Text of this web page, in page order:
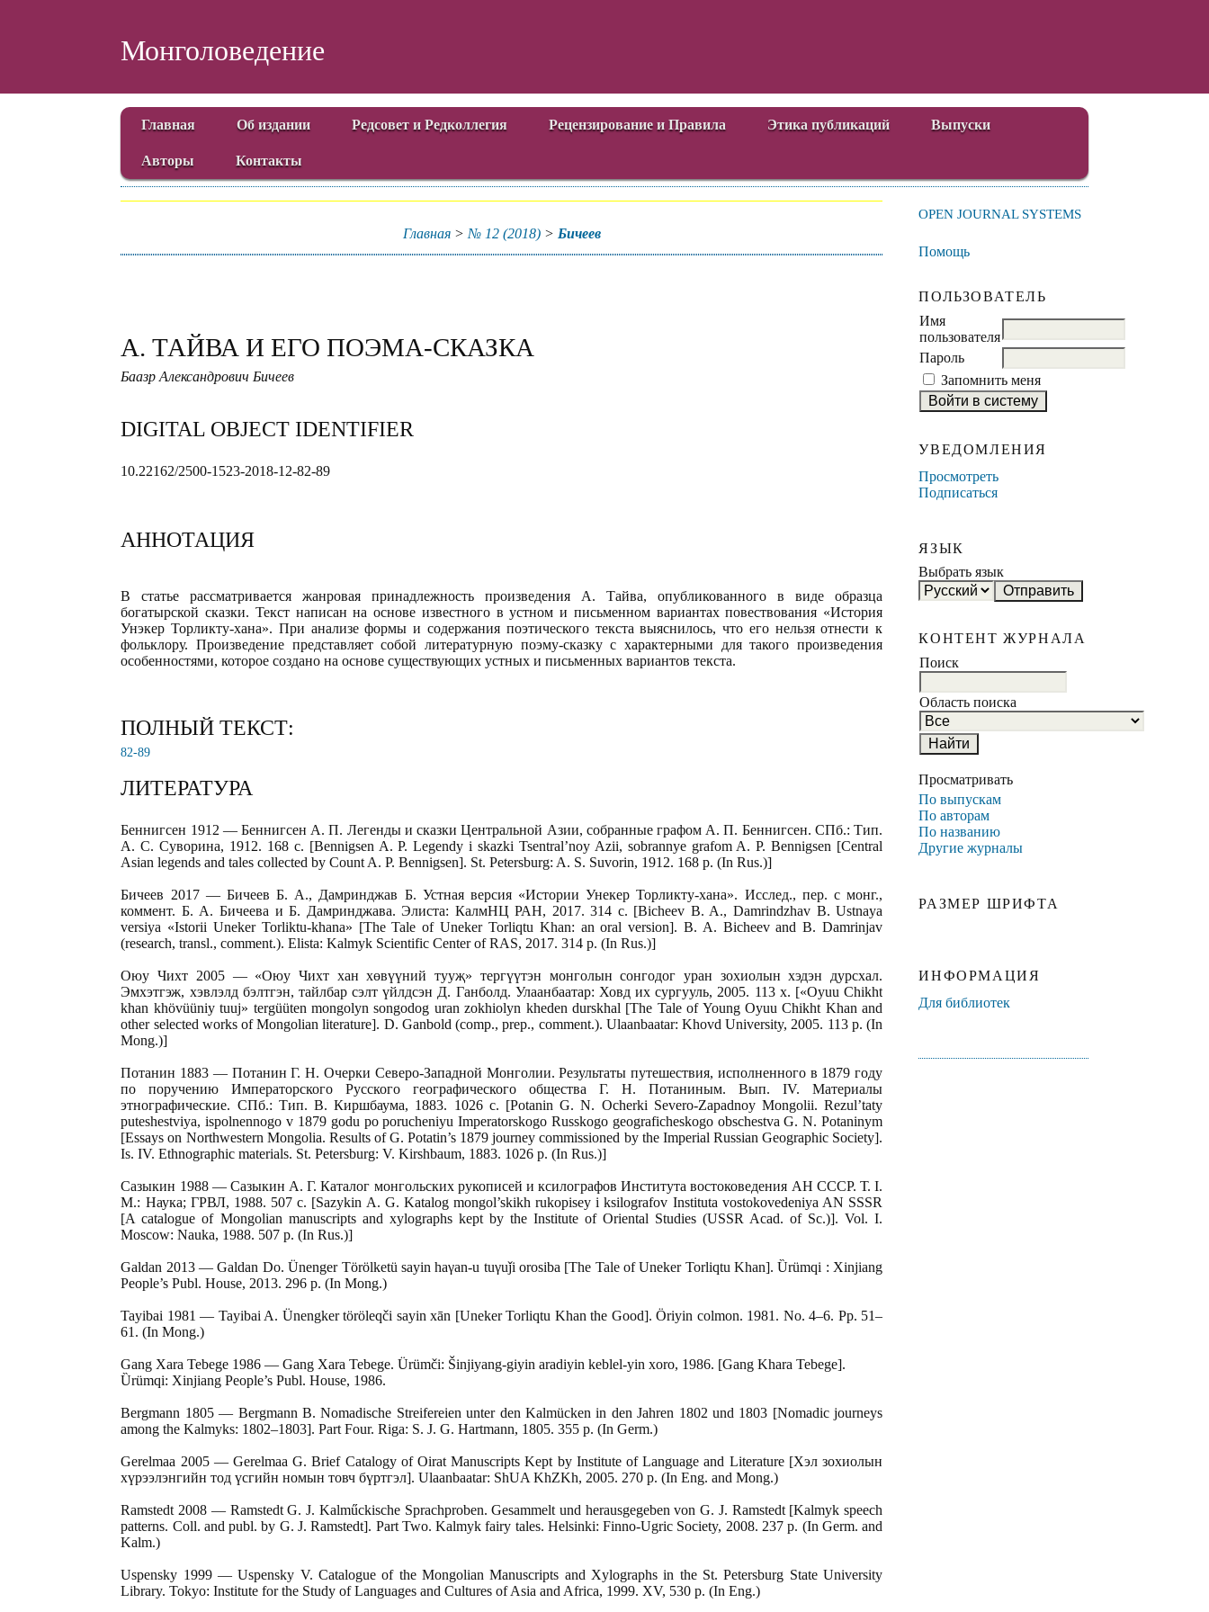
Монголоведение
Главная Об издании Редсовет и Редколлегия Рецензирование и Правила Этика публикаций Выпуски
Авторы Контакты
OPEN JOURNAL SYSTEMS
Помощь
ПОЛЬЗОВАТЕЛЬ
Имя
пользователя
Пароль
Запомнить меня
УВЕДОМЛЕНИЯ
Просмотреть
Подписаться
ЯЗЫК
Выбрать язык
КОНТЕНТ ЖУРНАЛА
Поиск
Область поиска
Просматривать
По выпускам
По авторам
По названию
Другие журналы
РАЗМЕР ШРИФТА
ИНФОРМАЦИЯ
Для библиотек
Главная> № 12 (2018)> Бичеев
А. ТАЙВА И ЕГО ПОЭМА-СКАЗКА
Баазр Александрович Бичеев
DIGITAL OBJECT IDENTIFIER
10.22162/2500-1523-2018-12-82-89
АННОТАЦИЯ
В статье рассматривается жанровая принадлежность произведения А. Тайва, опубликованного в виде образца
богатырской сказки. Текст написан на основе известного в устном и письменном вариантах повествования «История
Унэкер Торликту-хана». При анализе формы и содержания поэтического текста выяснилось, что его нельзя отнести к
фольклору. Произведение представляет собой литературную поэму-сказку с характерными для такого произведения
особенностями, которое создано на основе существующих устных и письменных вариантов текста.
ПОЛНЫЙ ТЕКСТ:
82-89
ЛИТЕРАТУРА
Беннигсен 1912 — Беннигсен А. П. Легенды и сказки Центральной Азии, собранные графом А. П. Беннигсен. СПб.: Тип.
А. С. Суворина, 1912. 168 с. [Bennigsen A. P. Legendy i skazki Tsentral’noy Azii, sobrannye grafom A. P. Bennigsen [Central
Asian legends and tales collected by Count A. P. Bennigsen]. St. Petersburg: A. S. Suvorin, 1912. 168 p. (In Rus.)]
Бичеев 2017 — Бичеев Б. А., Дамринджав Б. Устная версия «Истории Унекер Торликту-хана». Исслед., пер. с монг.,
коммент. Б. А. Бичеева и Б. Дамринджава. Элиста: КалмНЦ РАН, 2017. 314 с. [Bicheev B. A., Damrindzhav B. Ustnaya
versiya «Istorii Uneker Torliktu-khana» [The Tale of Uneker Torliqtu Khan: an oral version]. B. A. Bicheev and B. Damrinjav
(research, transl., comment.). Elista: Kalmyk Scientific Center of RAS, 2017. 314 p. (In Rus.)]
Оюу Чихт 2005 — «Оюу Чихт хан хөвүүний тууҗ» тергүүтэн монголын сонгодог уран зохиолын хэдэн дурсхал.
Эмхэтгэж, хэвлэлд бэлтгэн, тайлбар сэлт үйлдсэн Д. Ганболд. Улаанбаатар: Ховд их сургууль, 2005. 113 х. [«Oyuu Chikht
khan khövüüniy tuuj» tergüüten mongolyn songodog uran zokhiolyn kheden durskhal [The Tale of Young Oyuu Chikht Khan and
other selected works of Mongolian literature]. D. Ganbold (comp., prep., comment.). Ulaanbaatar: Khovd University, 2005. 113 p. (In
Mong.)]
Потанин 1883 — Потанин Г. Н. Очерки Северо-Западной Монголии. Результаты путешествия, исполненного в 1879 году
по поручению Императорского Русского географического общества Г. Н. Потаниным. Вып. IV. Материалы
этнографические. СПб.: Тип. В. Киршбаума, 1883. 1026 с. [Potanin G. N. Ocherki Severo-Zapadnoy Mongolii. Rezul’taty
puteshestviya, ispolnennogo v 1879 godu po porucheniyu Imperatorskogo Russkogo geograficheskogo obschestva G. N. Potaninym
[Essays on Northwestern Mongolia. Results of G. Potatin’s 1879 journey commissioned by the Imperial Russian Geographic Society].
Is. IV. Ethnographic materials. St. Petersburg: V. Kirshbaum, 1883. 1026 p. (In Rus.)]
Сазыкин 1988 — Сазыкин А. Г. Каталог монгольских рукописей и ксилографов Института востоковедения АН СССР. Т. I.
М.: Наука; ГРВЛ, 1988. 507 с. [Sazykin A. G. Katalog mongol’skikh rukopisey i ksilografov Instituta vostokovedeniya AN SSSR
[A catalogue of Mongolian manuscripts and xylographs kept by the Institute of Oriental Studies (USSR Acad. of Sc.)]. Vol. I.
Moscow: Nauka, 1988. 507 p. (In Rus.)]
Galdan 2013 — Galdan Do. Ünenger Törölketü sayin haγan-u tuγuǰi orosiba [The Tale of Uneker Torliqtu Khan]. Ȕrümqi : Xinjiang
People’s Publ. House, 2013. 296 p. (In Mong.)
Tayibai 1981 — Tayibai A. Ünengker töröleqči sayin xān [Uneker Torliqtu Khan the Good]. Öriyin colmon. 1981. No. 4–6. Pp. 51–
61. (In Mong.)
Gang Xara Tebege 1986 — Gang Xara Tebege. Ürümči: Šinjiyang-giyin aradiyin keblel-yin xoro, 1986. [Gang Khara Tebege].
Ȕrümqi: Xinjiang People’s Publ. House, 1986.
Bergmann 1805 — Bergmann B. Nomadische Streifereien unter den Kalmücken in den Jahren 1802 und 1803 [Nomadic journeys
among the Kalmyks: 1802–1803]. Part Four. Riga: S. J. G. Hartmann, 1805. 355 p. (In Germ.)
Gerelmaa 2005 — Gerelmaa G. Brief Catalogy of Oirat Manuscripts Kept by Institute of Language and Literature [Хэл зохиолын
хүрээлэнгийн тод үсгийн номын товч бүртгэл]. Ulaanbaatar: ShUA KhZKh, 2005. 270 p. (In Eng. and Mong.)
Ramstedt 2008 — Ramstedt G. J. Kalműckische Sprachproben. Gesammelt und herausgegeben von G. J. Ramstedt [Kalmyk speech
patterns. Coll. and publ. by G. J. Ramstedt]. Part Two. Kalmyk fairy tales. Helsinki: Finno-Ugric Society, 2008. 237 p. (In Germ. and
Kalm.)
Uspensky 1999 — Uspensky V. Catalogue of the Mongolian Manuscripts and Xylographs in the St. Petersburg State University
Library. Tokyo: Institute for the Study of Languages and Cultures of Asia and Africa, 1999. XV, 530 p. (In Eng.)